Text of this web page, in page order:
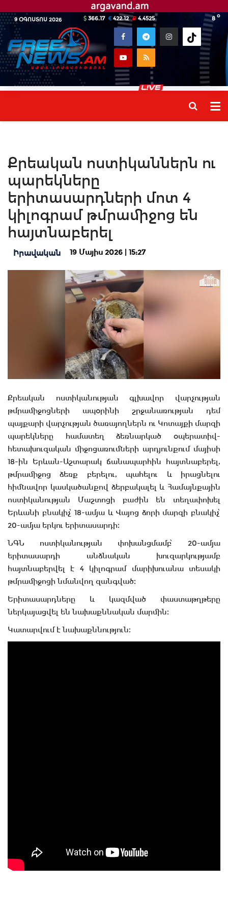
9 ՕԳՈՍՏՈՍ 2026 8 o
366.17 422.12 4.4525
Քրեական ոստիկաններն ու
պարեկները
երիտասարդների մոտ 4
կիլոգրամ թմրամիջոց են
հայտնաբերել
Իրավական 19 Մայիս 2026 | 15:27
Քրեական ոստիկանության գլխավոր վարչության
թմրամիջոցների ապօրինի շրջանառության դեմ
պայքարի վարչության ծառայողներն ու Կոտայքի մարզի
պարեկները համատեղ ձեռնարկած օպերատիվ-
հետախուզական միջոցառումների արդյունքում մայիսի
18-ին Երևան-Աշտարակ ճանապարհին հայտնաբերել,
թմրամիջոց ձեռք բերելու, պահելու և իրացնելու
հիմնավոր կասկածանքով ձերբակալել և Համայնքային
ոստիկանության Մաշտոցի բաժին են տեղափոխել
Երևանի բնակիչ՝ 18-ամյա և Վայոց ձորի մարզի բնակիչ՝
20-ամյա երկու երիտասարդի։
ՆԳՆ ոստիկանության փոխանցմամբ՝ 20-ամյա
երիտասարդի անձնական խուզարկությամբ
հայտնաբերվել է 4 կիլոգրամ մարիխուանա տեսակի
թմրամիջոցի նմանվող զանգված։
Երիտասարդները և կազմված փաստաթղթերը
ներկայացվել են նախաքննական մարմին։
Կատարվում է նախաքննություն։